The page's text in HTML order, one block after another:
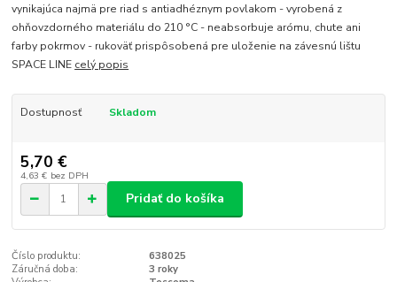
vynikajúca najmä pre riad s antiadhéznym povlakom - vyrobená z
ohňovzdorného materiálu do 210 °C - neabsorbuje arómu, chute ani
farby pokrmov - rukoväť prispôsobená pre uloženie na závesnú lištu
SPACE LINE celý popis
Dostupnosť Skladom
5,70 €
4,63 € bez DPH
Pridať do košíka
Číslo produktu:
638025
Záručná doba:
3 roky